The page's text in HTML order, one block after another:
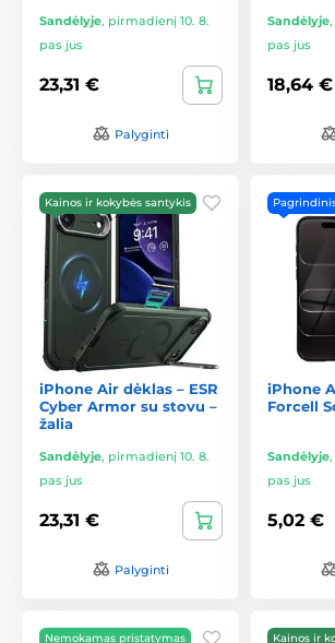
Sandėlyje, pirmadienį 10. 8.
pas jus
23,31 €
Palyginti
Sandėlyje,
pas jus
18,64 €
Kainos ir kokybės santykis
iPhone Air dėklas – ESR
Cyber Armor su stovu –
žalia
Sandėlyje, pirmadienį 10. 8.
pas jus
23,31 €
Palyginti
iPhone
Forcell
Sandėlyje,
pas jus
5,02 €
Nemokamas pristatymas Kainos ir